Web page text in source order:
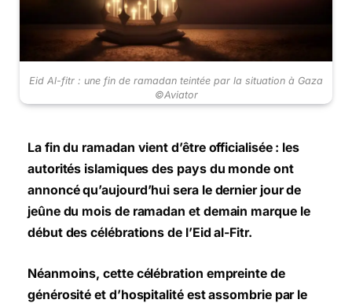
Eid Al-fitr : une fin de ramadan teintée par la situation à Gaza
©Aviator
La fin du ramadan vient d’être officialisée : les
autorités islamiques des pays du monde ont
annoncé qu’aujourd’hui sera le dernier jour de
jeûne du mois de ramadan et demain marque le
début des célébrations de l’Eid al-Fitr.
Néanmoins, cette célébration empreinte de
générosité et d’hospitalité est assombrie par le